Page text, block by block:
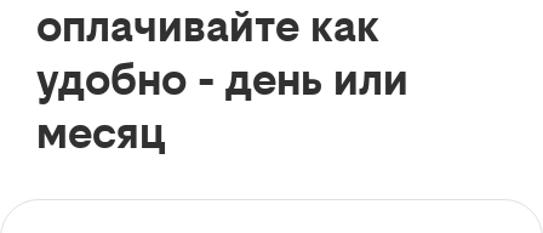
оплачивайте как
удобно - день или
месяц